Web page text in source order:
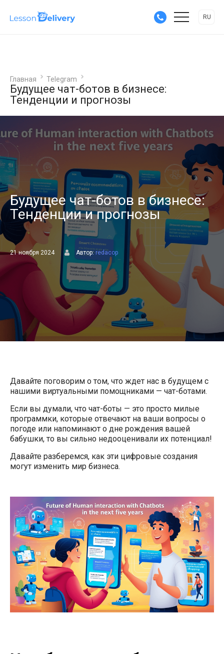
RU
Главная Telegram
Будущее чат-ботов в бизнесе:
Тенденции и прогнозы
Будущее чат-ботов в бизнесе:
Тенденции и прогнозы
21 ноября 2024 Автор: redacop
Давайте поговорим о том, что ждет нас в будущем с
нашими виртуальными помощниками — чат-ботами.
Если вы думали, что чат-боты — это просто милые
программки, которые отвечают на ваши вопросы о
погоде или напоминают о дне рождения вашей
бабушки, то вы сильно недооценивали их потенциал!
Давайте разберемся, как эти цифровые создания
могут изменить мир бизнеса.